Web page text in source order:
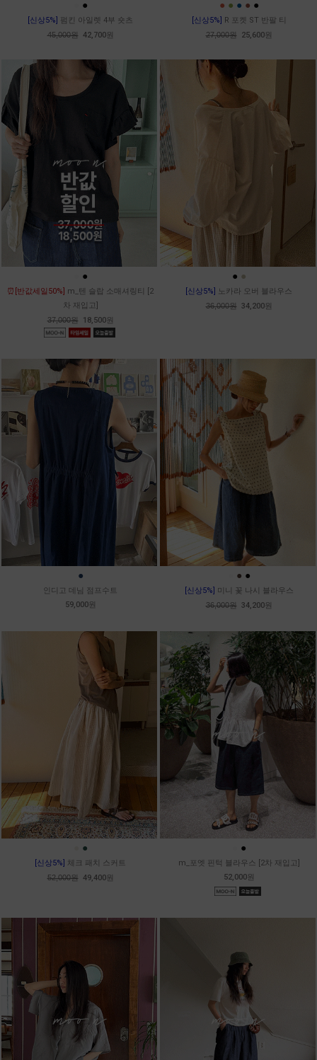
●
[신상5%] 펌킨 아일렛 4부 숏츠
45,000원 42,700원
● ● ● ● ●
[신상5%] R 포켓 ST 반팔 티
27,000원 25,600원
●
⏰[반값세일50%] m_텐 슬랍 소매셔링티 [2
차 재입고]
37,000원 18,500원
● ●
[신상5%] 노카라 오버 블라우스
36,000원 34,200원
●
인디고 데님 점프수트
59,000원
● ●
[신상5%] 미니 꽃 나시 블라우스
36,000원 34,200원
●
[신상5%] 체크 패치 스커트
52,000원 49,400원
●
m_포엣 핀턱 블라우스 [2차 재입고]
52,000원